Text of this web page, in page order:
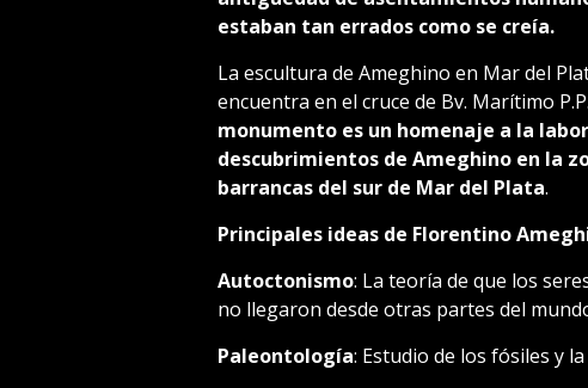
estaban tan errados como se creía.
La escultura de Ameghino en Mar del
encuentra en el cruce de Bv. Marítimo
monumento es un homenaje a la
descubrimientos de Ameghino en la
barrancas del sur de Mar del Plata.
Principales ideas de Florentino
Autoctonismo: La teoría de que los
no llegaron desde otras partes del
Paleontología: Estudio de los fósiles y